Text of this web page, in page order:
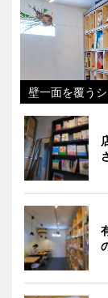
壁一面を覆う